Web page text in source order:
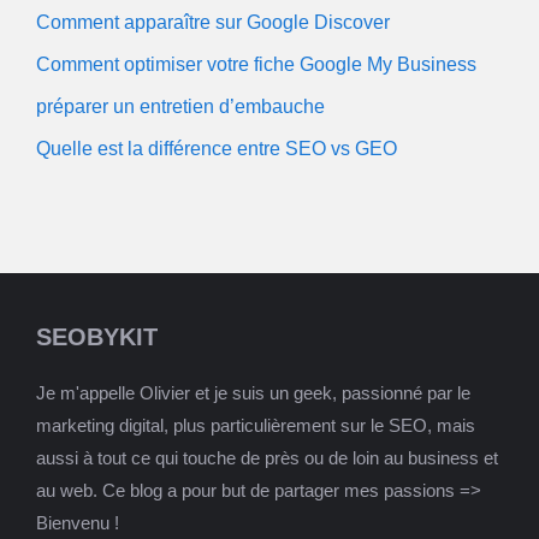
Comment apparaître sur Google Discover
Comment optimiser votre fiche Google My Business
préparer un entretien d’embauche
Quelle est la différence entre SEO vs GEO
SEOBYKIT
Je m'appelle Olivier et je suis un geek, passionné par le
marketing digital, plus particulièrement sur le SEO, mais
aussi à tout ce qui touche de près ou de loin au business et
au web. Ce blog a pour but de partager mes passions =>
Bienvenu !